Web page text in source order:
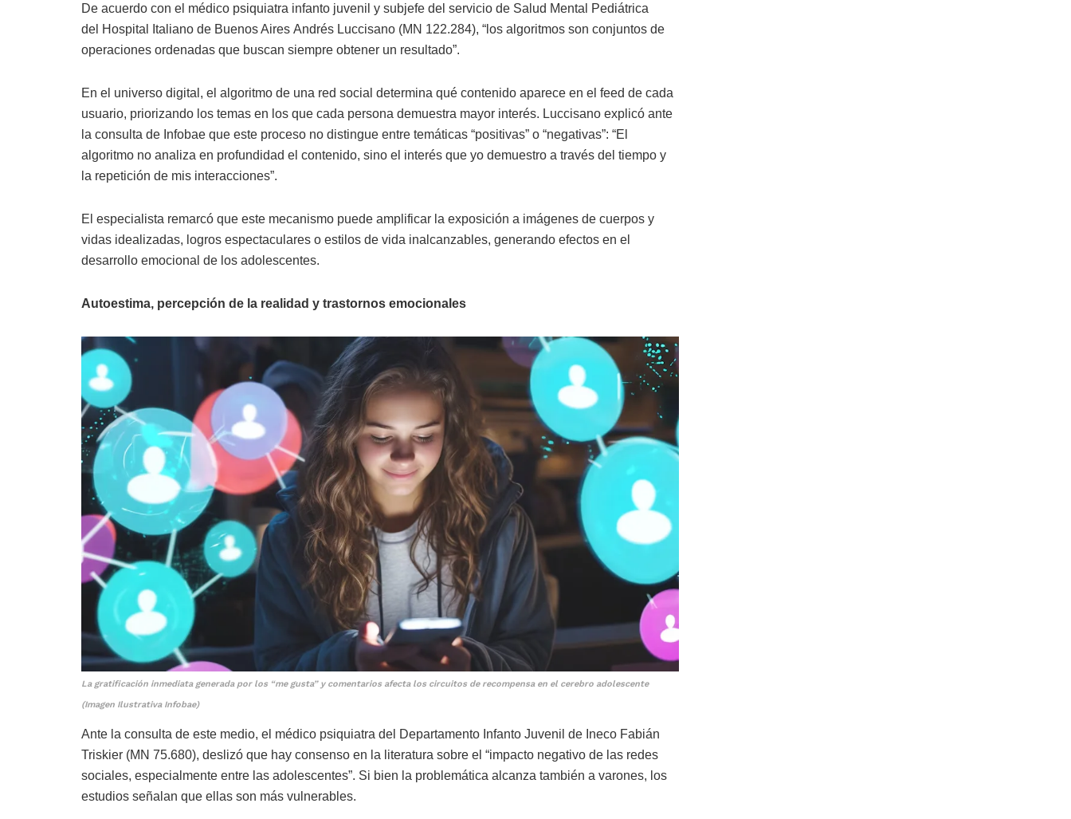
De acuerdo con el médico psiquiatra infanto juvenil y subjefe del servicio de Salud Mental Pediátrica
del Hospital Italiano de Buenos Aires Andrés Luccisano (MN 122.284), “los algoritmos son conjuntos de
operaciones ordenadas que buscan siempre obtener un resultado”.
En el universo digital, el algoritmo de una red social determina qué contenido aparece en el feed de cada
usuario, priorizando los temas en los que cada persona demuestra mayor interés. Luccisano explicó ante
la consulta de Infobae que este proceso no distingue entre temáticas “positivas” o “negativas”: “El
algoritmo no analiza en profundidad el contenido, sino el interés que yo demuestro a través del tiempo y
la repetición de mis interacciones”.
El especialista remarcó que este mecanismo puede amplificar la exposición a imágenes de cuerpos y
vidas idealizadas, logros espectaculares o estilos de vida inalcanzables, generando efectos en el
desarrollo emocional de los adolescentes.
Autoestima, percepción de la realidad y trastornos emocionales
La gratificación inmediata generada por los “me gusta” y comentarios afecta los circuitos de recompensa en el cerebro adolescente
(Imagen Ilustrativa Infobae)
Ante la consulta de este medio, el médico psiquiatra del Departamento Infanto Juvenil de Ineco Fabián
Triskier (MN 75.680), deslizó que hay consenso en la literatura sobre el “impacto negativo de las redes
sociales, especialmente entre las adolescentes”. Si bien la problemática alcanza también a varones, los
estudios señalan que ellas son más vulnerables.